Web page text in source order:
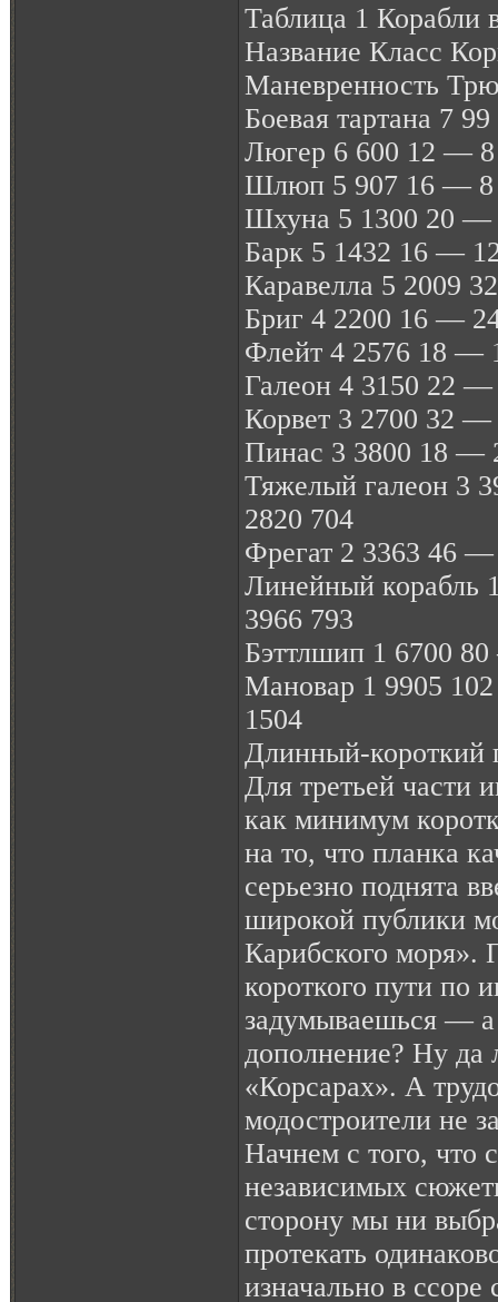
Таблица 1 Корабли
Название Класс
Маневренность
Боевая тартана 7
Люгер 6 600 12 — 8
Шлюп 5 907 16 — 8
Шхуна 5 1300 20 —
Барк 5 1432 16 —
Каравелла 5 2009
Бриг 4 2200 16 —
Флейт 4 2576 18 —
Галеон 4 3150 22 —
Корвет 3 2700 32 —
Пинас 3 3800 18 —
Тяжелый галеон 3
2820 704
Фрегат 2 3363 46 —
Линейный корабль
3966 793
Бэттлшип 1 6700
Мановар 1 9905
1504
Длинный-короткий
Для третьей части
как минимум
на то, что планка
серьезно поднята
широкой публики
Карибского моря».
короткого пути по
задумываешься —
дополнение? Ну
«Корсарах». А
модостроители не
Начнем с того, что
независимых
сторону мы ни
протекать
изначально в